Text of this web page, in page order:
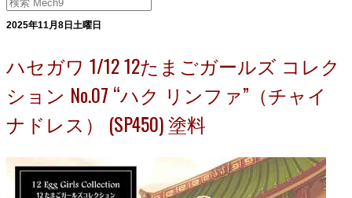
2025年11月8日土曜日
ハセガワ 1/12 12たまごガールズ コレク
ション No.07 “ハク リンファ”（チャイ
ナドレス） (SP450) 塗料